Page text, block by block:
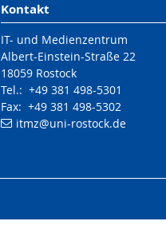
Kontakt
IT- und Medienzentrum
Albert-Einstein-Straße 22
18059 Rostock
Tel.: +49 381 498-5301
Fax: +49 381 498-5302
itmz@uni-rostock.de